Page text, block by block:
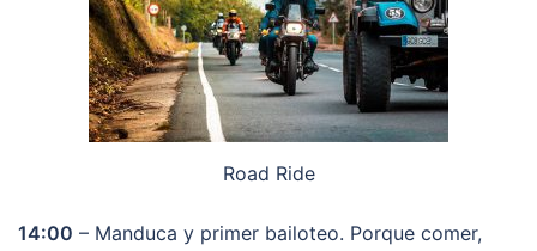
Road Ride
14:00 – Manduca y primer bailoteo. Porque comer,